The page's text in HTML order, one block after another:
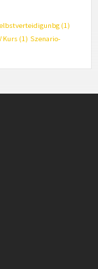
(1)
Kurs (1) Szenario-